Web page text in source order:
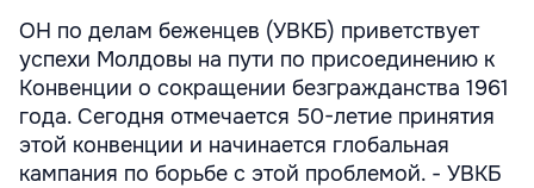
ОН по делам беженцев (УВКБ) приветствует
успехи Молдовы на пути по присоединению к
Конвенции о сокращении безгражданства 1961
года. Сегодня отмечается 50-летие принятия
этой конвенции и начинается глобальная
кампания по борьбе с этой проблемой. - УВКБ